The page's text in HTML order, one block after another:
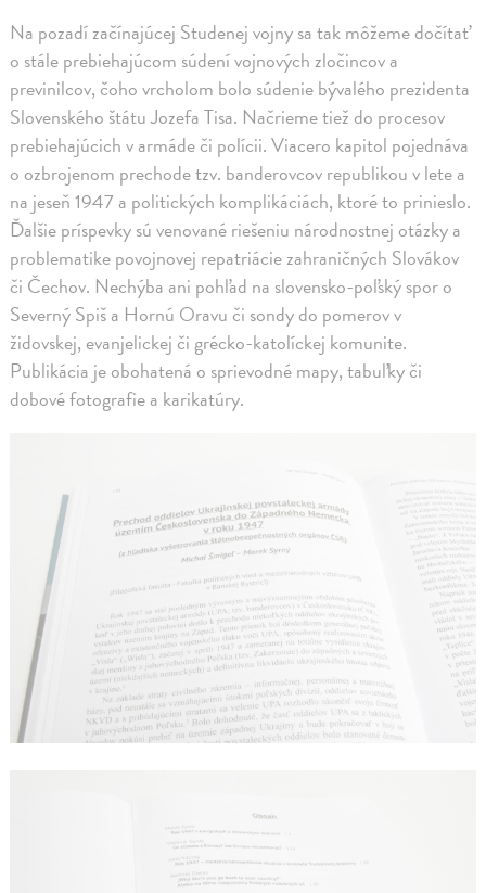
Na pozadí začínajúcej Studenej vojny sa tak môžeme dočítať
o stále prebiehajúcom súdení vojnových zločincov a
previnilcov, čoho vrcholom bolo súdenie bývalého prezidenta
Slovenského štátu Jozefa Tisa. Načrieme tiež do procesov
prebiehajúcich v armáde či polícii. Viacero kapitol pojednáva
o ozbrojenom prechode tzv. banderovcov republikou v lete a
na jeseň 1947 a politických komplikáciách, ktoré to prinieslo.
Ďalšie príspevky sú venované riešeniu národnostnej otázky a
problematike povojnovej repatriácie zahraničných Slovákov
či Čechov. Nechýba ani pohľad na slovensko-poľský spor o
Severný Spiš a Hornú Oravu či sondy do pomerov v
židovskej, evanjelickej či grécko-katolíckej komunite.
Publikácia je obohatená o sprievodné mapy, tabuľky či
dobové fotografie a karikatúry.